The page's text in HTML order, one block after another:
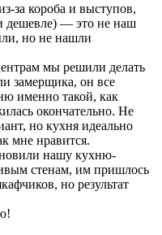
за короба и выступов,
дешевле) — это не наш
но не нашли
мы решили делать
замерщика, он все
именно такой, как
окончательно. Не
но кухня идеально
мне нравится.
нашу кухню-
стенам, им пришлось
но результат